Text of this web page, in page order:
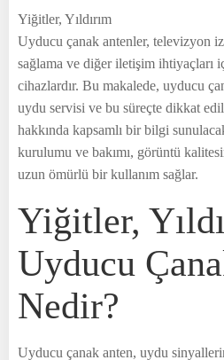
Yiğitler, Yıldırım
Uyducu çanak antenler, televizyon
sağlama ve diğer iletişim ihtiyaçları
cihazlardır. Bu makalede, uyducu
uydu servisi ve bu süreçte dikkat
hakkında kapsamlı bir bilgi
kurulumu ve bakımı, görüntü
uzun ömürlü bir kullanım sağlar.
Yiğitler,
Uyducu
Nedir?
Uyducu çanak anten, uydu